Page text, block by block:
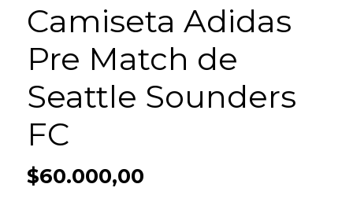
Camiseta Adidas
Pre Match de
Seattle Sounders
FC
$60.000,00